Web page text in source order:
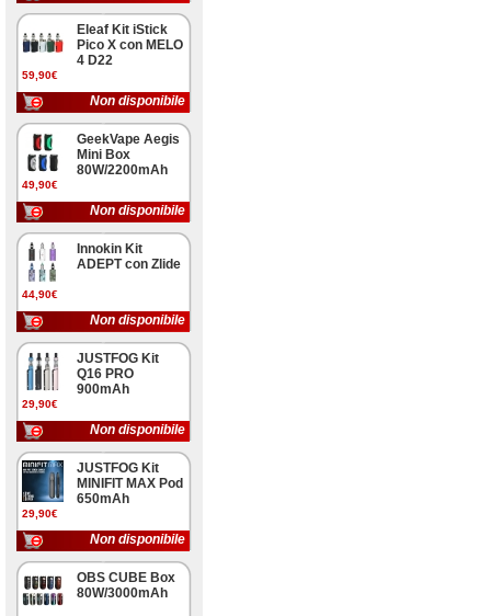
59,90€
Eleaf Kit iStick
Pico X con MELO
4 D22
Non disponibile
49,90€
GeekVape Aegis
Mini Box
80W/2200mAh
Non disponibile
44,90€
Innokin Kit
ADEPT con Zlide
Non disponibile
29,90€
JUSTFOG Kit
Q16 PRO
900mAh
Non disponibile
29,90€
JUSTFOG Kit
MINIFIT MAX Pod
650mAh
Non disponibile
OBS CUBE Box
80W/3000mAh